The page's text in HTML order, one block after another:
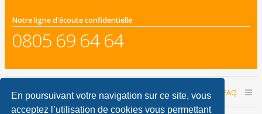
En poursuivant votre navigation sur ce site, vous
acceptez l’utilisation de cookies vous permettant
Notre ligne d'écoute confidentielle
0805 69 64 64
Accueil du forum FAQ
Nous contacter